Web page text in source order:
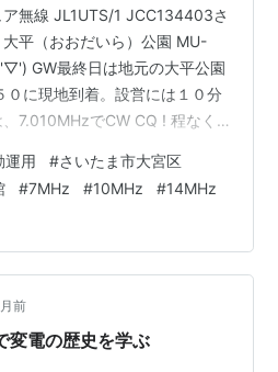
無線 JL1UTS/1 JCC134403さ
平（おおだいら）公園 MU-
GW最終日は地元の大平公園
０に現地到着。設営には１０分
7.010MHzでCW CQ ! 程なく
しており、One day AJD完
に上がる。程なくして
声がかかる。がその後はペース
CWに上がる。JH4M…
運用 #さいたま市大宮区
#7MHz #10MHz #14MHz
前
変電の歴史を学ぶ